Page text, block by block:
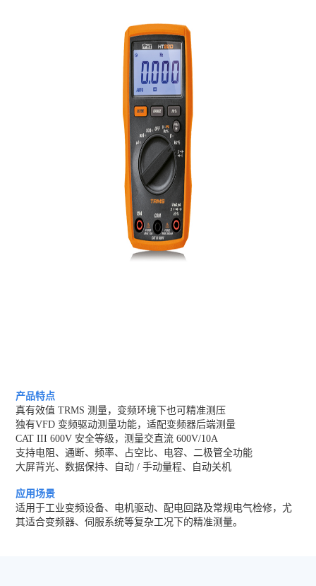
产品特点
真有效值 TRMS 测量，变频环境下也可精准测压
独有VFD 变频驱动测量功能，适配变频器后端测量
CAT III 600V 安全等级，测量交直流 600V/10A
支持电阻、通断、频率、占空比、电容、二极管全功能
大屏背光、数据保持、自动 / 手动量程、自动关机
应用场景
适用于工业变频设备、电机驱动、配电回路及常规电气检修，尤
其适合变频器、伺服系统等复杂工况下的精准测量。